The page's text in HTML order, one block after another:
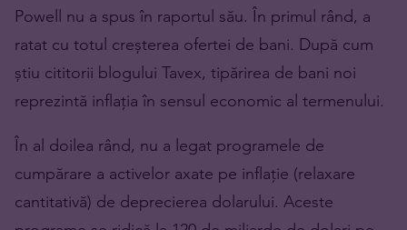
Powell nu a spus în raportul său. În primul rând, a
ratat cu totul creșterea ofertei de bani. După cum
știu cititorii blogului Tavex, tipărirea de bani noi
reprezintă inflația în sensul economic al termenului.
În al doilea rând, nu a legat programele de
cumpărare a activelor axate pe inflație (relaxare
cantitativă) de deprecierea dolarului. Aceste